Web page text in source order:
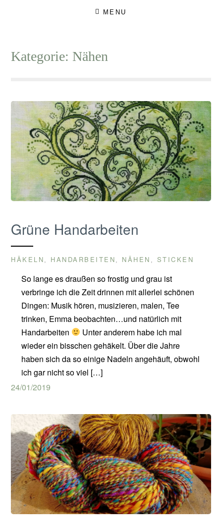
MENU
Kategorie: Nähen
Grüne Handarbeiten
HÄKELN HANDARBEITEN NÄHEN STICKEN
So lange es draußen so frostig und grau ist
verbringe ich die Zeit drinnen mit allerlei schönen
Dingen: Musik hören, musizieren, malen, Tee
trinken, Emma beobachten…und natürlich mit
Handarbeiten
Unter anderem habe ich mal
wieder ein bisschen gehäkelt. Über die Jahre
haben sich da so einige Nadeln angehäuft, obwohl
ich gar nicht so viel […]
24/01/2019